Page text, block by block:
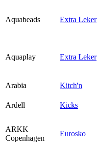
Aquabeads Extra Leker
Aquaplay Extra Leker
Arabia
Kitch'n
Ardell
Kicks
ARKK
Copenhagen
Eurosko